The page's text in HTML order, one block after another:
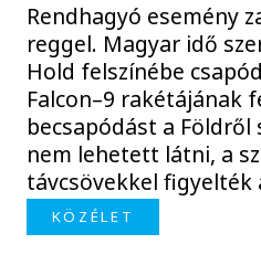
Rendhagyó esemény
reggel. Magyar idő
Hold felszínébe
Falcon–9 rakétájának
becsapódást a Földről
nem lehetett látni, a
távcsövekkel figyelték
KÖZÉLET